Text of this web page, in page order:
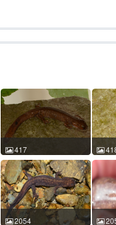
417
龙洞山溪鲵 Batrachuperus
londongensis 陈进民
2014-06-17 18:12:47 中国
四川 ACM id:417
龙洞
四川
2054